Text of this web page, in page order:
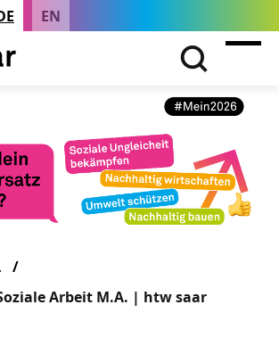
EN
Arbeit M.A. | htw saar